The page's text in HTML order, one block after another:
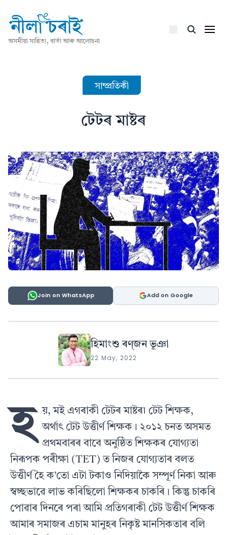
অসমীয়া সাহিত্য, বাৰ্তা আৰু আলোচনা
সাম্প্ৰতিকী
টেটৰ মাষ্টৰ
Join on WhatsApp Add on Google
হিমাংশু ৰণ্‌জন ভূঞা
22 May, 2022
হ
য়, মই এগৰাকী টেটৰ মাষ্টৰ৷ টেট শিক্ষক,
অৰ্থাৎ টেট উত্তীৰ্ণ শিক্ষক। ২০১২ চনত অসমত
প্ৰথমবাৰৰ বাবে অনুষ্ঠিত শিক্ষকৰ যোগ্যতা
নিৰূপক পৰীক্ষা (TET) ত নিজৰ যোগ্যতাৰ বলত
উত্তীৰ্ণ হৈ ক’তো এটা টকাও নিদিয়াকৈ সম্পূৰ্ণ নিকা আৰু
স্বচ্ছভাৱে লাভ কৰিছিলো শিক্ষকৰ চাকৰি। কিন্তু চাকৰি
পোৱাৰ দিনৰে পৰা আমি প্ৰতিগৰাকী টেট উত্তীৰ্ণ শিক্ষক
আমাৰ সমাজৰ এচাম মানুহৰ নিকৃষ্ট মানসিকতাৰ বলি